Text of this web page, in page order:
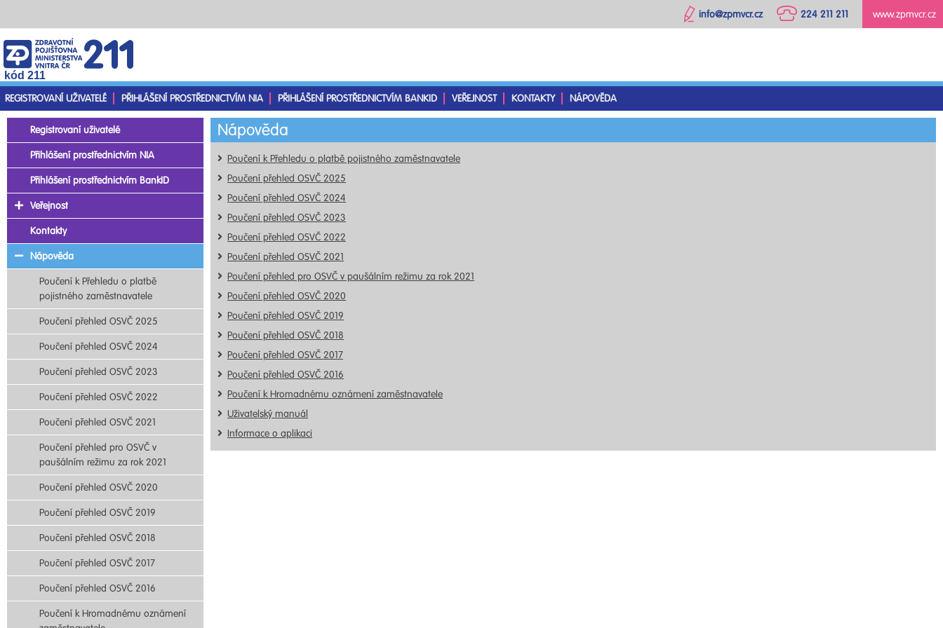
www.zpmvcr.cz
224 211 211
info@zpmvcr.cz
kód 211
REGISTROVANÍ UŽIVATELÉ
PŘIHLÁŠENÍ PROSTŘEDNICTVÍM NIA PŘIHLÁŠENÍ PROSTŘEDNICTVÍM BANKID VEŘEJNOST KONTAKTY NÁPOVĚDA
Nápověda
Poučení k Přehledu o platbě pojistného zaměstnavatele
Poučení přehled OSVČ 2025
Poučení přehled OSVČ 2024
Poučení přehled OSVČ 2023
Poučení přehled OSVČ 2022
Poučení přehled OSVČ 2021
Poučení přehled pro OSVČ v paušálním režimu za rok 2021
Poučení přehled OSVČ 2020
Poučení přehled OSVČ 2019
Poučení přehled OSVČ 2018
Poučení přehled OSVČ 2017
Poučení přehled OSVČ 2016
Poučení k Hromadnému oznámení zaměstnavatele
Uživatelský manuál
Informace o aplikaci
Registrovaní uživatelé
Přihlášení prostřednictvím NIA
Přihlášení prostřednictvím BankID
Veřejnost
Kontakty
Nápověda
Poučení k Přehledu o platbě
pojistného zaměstnavatele
Poučení přehled OSVČ 2025
Poučení přehled OSVČ 2024
Poučení přehled OSVČ 2023
Poučení přehled OSVČ 2022
Poučení přehled OSVČ 2021
Poučení přehled pro OSVČ v
paušálním režimu za rok 2021
Poučení přehled OSVČ 2020
Poučení přehled OSVČ 2019
Poučení přehled OSVČ 2018
Poučení přehled OSVČ 2017
Poučení přehled OSVČ 2016
Poučení k Hromadnému oznámení